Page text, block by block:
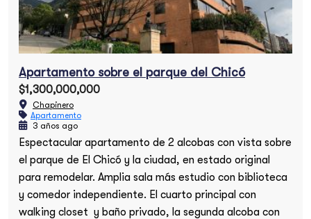
Apartamento sobre el parque del Chicó
$1,300,000,000
Chapinero
Apartamento
3 años ago
Espectacular apartamento de 2 alcobas con vista sobre
el parque de El Chicó y la ciudad, en estado original
para remodelar. Amplia sala más estudio con biblioteca
y comedor independiente. El cuarto principal con
walking closet y baño privado, la segunda alcoba con